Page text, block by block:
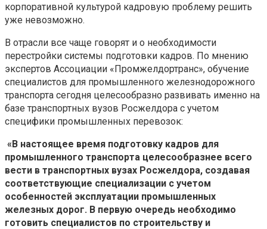
корпоративной культурой кадровую проблему решить
уже невозможно.
В отрасли все чаще говорят и о необходимости
перестройки системы подготовки кадров. По мнению
экспертов Ассоциации «Промжелдортранс», обучение
специалистов для промышленного железнодорожного
транспорта сегодня целесообразно развивать именно на
базе транспортных вузов Росжелдора с учетом
специфики промышленных перевозок:
«В настоящее время подготовку кадров для
промышленного транспорта целесообразнее всего
вести в транспортных вузах Росжелдора, создавая
соответствующие специализации с учетом
особенностей эксплуатации промышленных
железных дорог. В первую очередь необходимо
готовить специалистов по строительству и